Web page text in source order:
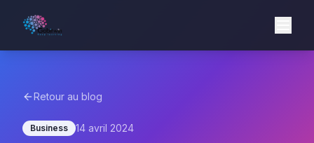
Retour au blog
Business 14 avril 2024